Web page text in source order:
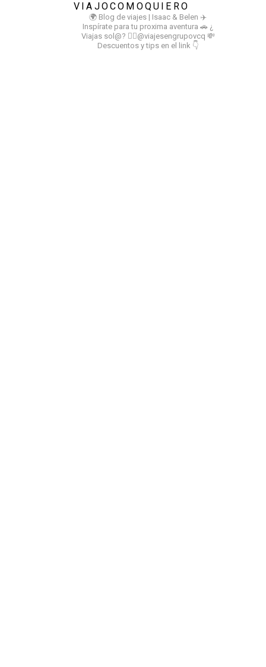
VIAJOCOMOQUIERO
🌍 Blog de viajes | Isaac & Belen ✈️
Inspírate para tu proxima aventura 🚗 ¿
Viajas sol@? 👉🏻@viajesengrupovcq 💸
Descuentos y tips en el link 👇